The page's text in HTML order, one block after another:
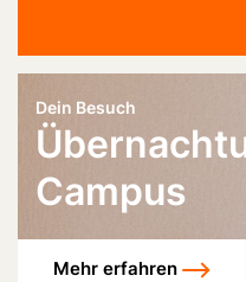
Dein Besuch
Campus
Mehr erfahren